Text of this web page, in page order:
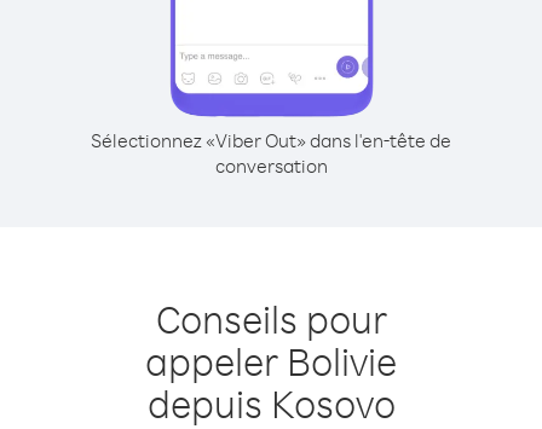
Sélectionnez «Viber Out» dans l'en-tête de
conversation
Conseils pour
appeler Bolivie
depuis Kosovo